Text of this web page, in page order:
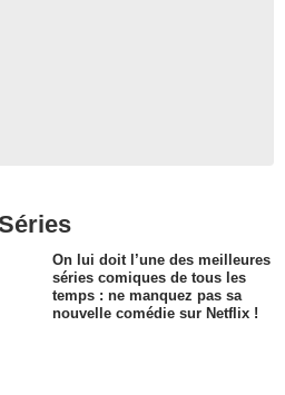
On lui doit l’une des meilleures
séries comiques de tous les
temps : ne manquez pas sa
nouvelle comédie sur Netflix !